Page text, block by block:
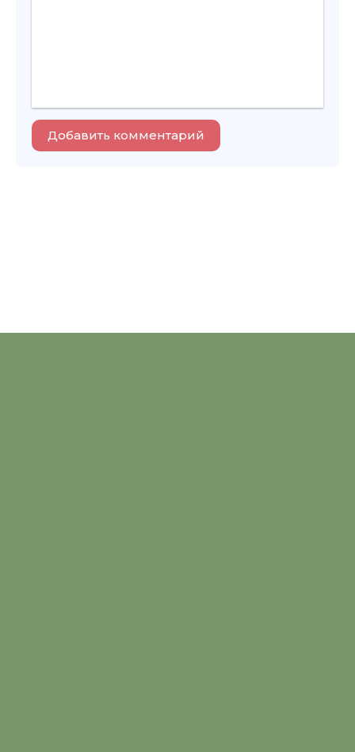
Добавить комментарий